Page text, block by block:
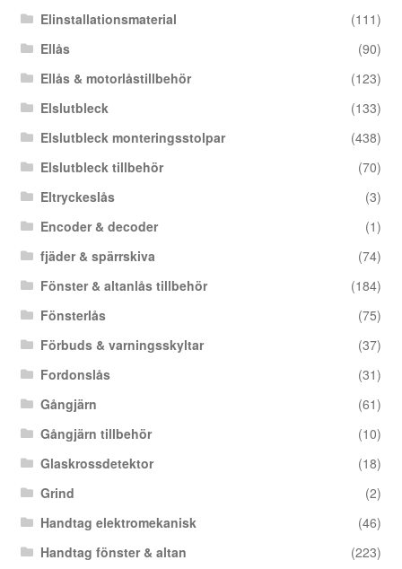
Elinstallationsmaterial
(111)
Ellås
(90)
Ellås & motorlåstillbehör
(123)
Elslutbleck
(133)
Elslutbleck monteringsstolpar
(438)
Elslutbleck tillbehör
(70)
Eltryckeslås
(3)
Encoder & decoder
(1)
fjäder & spärrskiva
(74)
Fönster & altanlås tillbehör
(184)
Fönsterlås
(75)
Förbuds & varningsskyltar
(37)
Fordonslås
(31)
Gångjärn
(61)
Gångjärn tillbehör
(10)
Glaskrossdetektor
(18)
Grind
(2)
Handtag elektromekanisk
(46)
Handtag fönster & altan
(223)